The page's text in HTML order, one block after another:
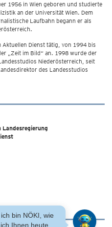
1956 in Wien geboren und studierte
an der Universität Wien. Dem
Laufbahn begann er als
Dienst tätig, von 1994 bis
„Zeit im Bild“ an. 1998 wurde der
Niederösterreich, seit
des Landesstudios
bin NÖKI, wie
Ihnen heute